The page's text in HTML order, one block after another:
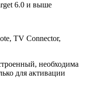
6.0 и выше
TV Connector,
необходима
для активации